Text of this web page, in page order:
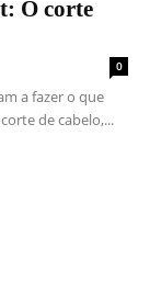
O corte
0
a fazer o que
de cabelo,...